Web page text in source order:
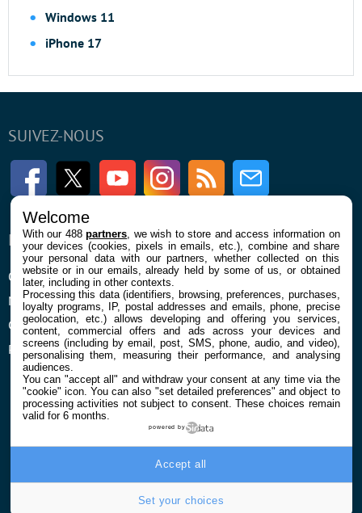
Windows 11
iPhone 17
SUIVEZ-NOUS
FacebookTwitter Youtube InstagramRSS Newsletter
ENTREPRISE
Qui sommes nous
Mentions légales et CGU
Confidentialité et Cookies
Préférences cookies
À PROPOS
La rédaction
Contact
Welcome
With our 488partners , we wish to store and access information on
your devices (cookies, pixels in emails, etc.), combine and share
your personal data with our partners, whether collected on this
website or in our emails, already held by some of us, or obtained
later, including in other contexts.
Processing this data (identifiers, browsing, preferences, purchases,
loyalty programs, IP, postal addresses and emails, phone, precise
geolocation, etc.) allows developing and offering you services,
content, commercial offers and ads across your devices and
screens (including by email, post, SMS, phone, audio, and video),
personalising them, measuring their performance, and analysing
audiences.
You can "accept all" and withdraw your consent at any time via the
"cookie" icon. You can also "set detailed preferences" and object to
processing activities not subject to consent. These choices remain
valid for 6 months.
powered by
Set your choices
Accept all